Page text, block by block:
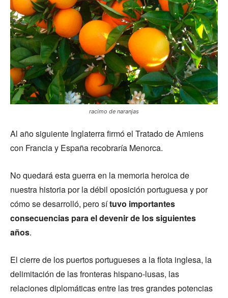
racimo de naranjas
Al año siguiente Inglaterra firmó el Tratado de Amiens
con Francia y España recobraría Menorca.
No quedará esta guerra en la memoria heroica de
nuestra historia por la débil oposición portuguesa y por
cómo se desarrolló, pero sítuvo importantes
consecuencias para el devenir de los siguientes
años.
El cierre de los puertos portugueses a la flota inglesa, la
delimitación de las fronteras hispano-lusas, las
relaciones diplomáticas entre las tres grandes potencias